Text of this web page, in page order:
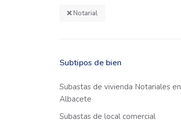
Notarial
Subtipos de bien
Subastas de vivienda Notariales en
Albacete
Subastas de local comercial